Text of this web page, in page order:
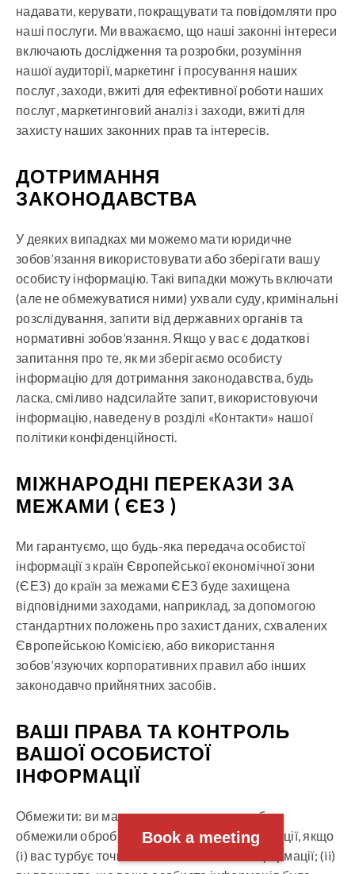
надавати, керувати, покращувати та повідомляти про
наші послуги. Ми вважаємо, що наші законні інтереси
включають дослідження та розробки, розуміння
нашої аудиторії, маркетинг і просування наших
послуг, заходи, вжиті для ефективної роботи наших
послуг, маркетинговий аналіз і заходи, вжиті для
захисту наших законних прав та інтересів.
ДОТРИМАННЯ
ЗАКОНОДАВСТВА
У деяких випадках ми можемо мати юридичне
зобов’язання використовувати або зберігати вашу
особисту інформацію. Такі випадки можуть включати
(але не обмежуватися ними) ухвали суду, кримінальні
розслідування, запити від державних органів та
нормативні зобов’язання. Якщо у вас є додаткові
запитання про те, як ми зберігаємо особисту
інформацію для дотримання законодавства, будь
ласка, сміливо надсилайте запит, використовуючи
інформацію, наведену в розділі «Контакти» нашої
політики конфіденційності.
МІЖНАРОДНІ ПЕРЕКАЗИ ЗА
МЕЖАМИ ( ЄЕЗ )
Ми гарантуємо, що будь-яка передача особистої
інформації з країн Європейської економічної зони
(ЄЕЗ) до країн за межами ЄЕЗ буде захищена
відповідними заходами, наприклад, за допомогою
стандартних положень про захист даних, схвалених
Європейською Комісією, або використання
зобов’язуючих корпоративних правил або інших
законодавчо прийнятних засобів.
ВАШІ ПРАВА ТА КОНТРОЛЬ
ВАШОЇ ОСОБИСТОЇ
ІНФОРМАЦІЇ
Обмежити: ви маєте право вимагати, щоб ми
обмежили обробку вашої особистої інформації, якщо
(i) вас турбує точність вашої особистої інформації; (ii)
Book a meeting